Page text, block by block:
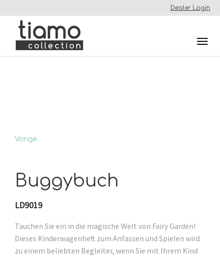
Dealer Login
Vorige
Buggybuch
LD9019
Tauchen Sie ein in die magische Welt von Fairy Garden!
Dieses Kinderwagenheft zum Anfassen und Spielen wird
zu einem beliebten Begleiter, wenn Sie mit Ihrem Kind